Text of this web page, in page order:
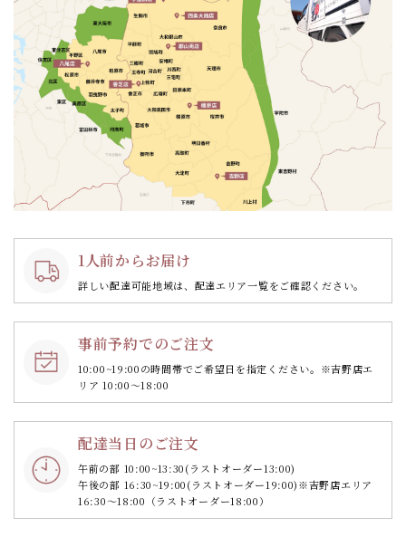
1人前からお届け
詳しい配達可能地域は、配達エリア一覧をご確認ください。
事前予約でのご注文
10:00~19:00の時間帯でご希望日を指定ください。 ※吉野店エ
リア 10:00～18:00
配達当日のご注文
午前の部 10:00~13:30(ラストオーダー13:00)
午後の部 16:30~19:00(ラストオーダー19:00)※吉野店エリア
16:30～18:00（ラストオーダー18:00）